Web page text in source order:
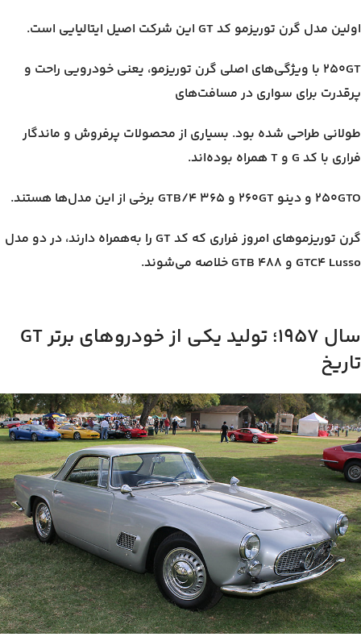
اولین مدل گرن توریزمو کد GT این شرکت اصیل ایتالیایی است.
۲۵۰GT با ویژگی‌های اصلی گرن توریزمو، یعنی خودرویی راحت و
پرقدرت برای سواری در مسافت‌های
طولانی طراحی شده بود. بسیاری از محصولات پرفروش و ماندگار
فراری با کد G و T همراه بوده‌اند.
۲۵۰GTO و دینو ۲۶۰GT و ۳۶۵ GTB/4 برخی از این مدل‌ها هستند.
گرن توریزموهای امروز فراری که کد GT را به‌همراه دارند، در دو مدل
GTC4 Lusso و ۴۸۸ GTB خلاصه می‌شوند.
سال ۱۹۵۷؛ تولید یکی از خودروهای برتر GT
تاریخ